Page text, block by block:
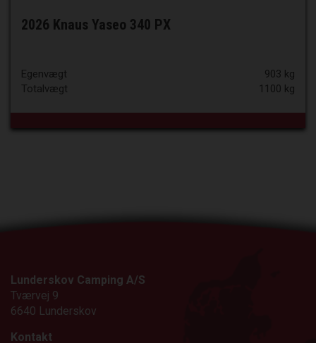
2026 Knaus Yaseo 340 PX
Egenvægt
903 kg
Totalvægt
1100 kg
Lunderskov Camping A/S
Tværvej 9
6640 Lunderskov
Kontakt